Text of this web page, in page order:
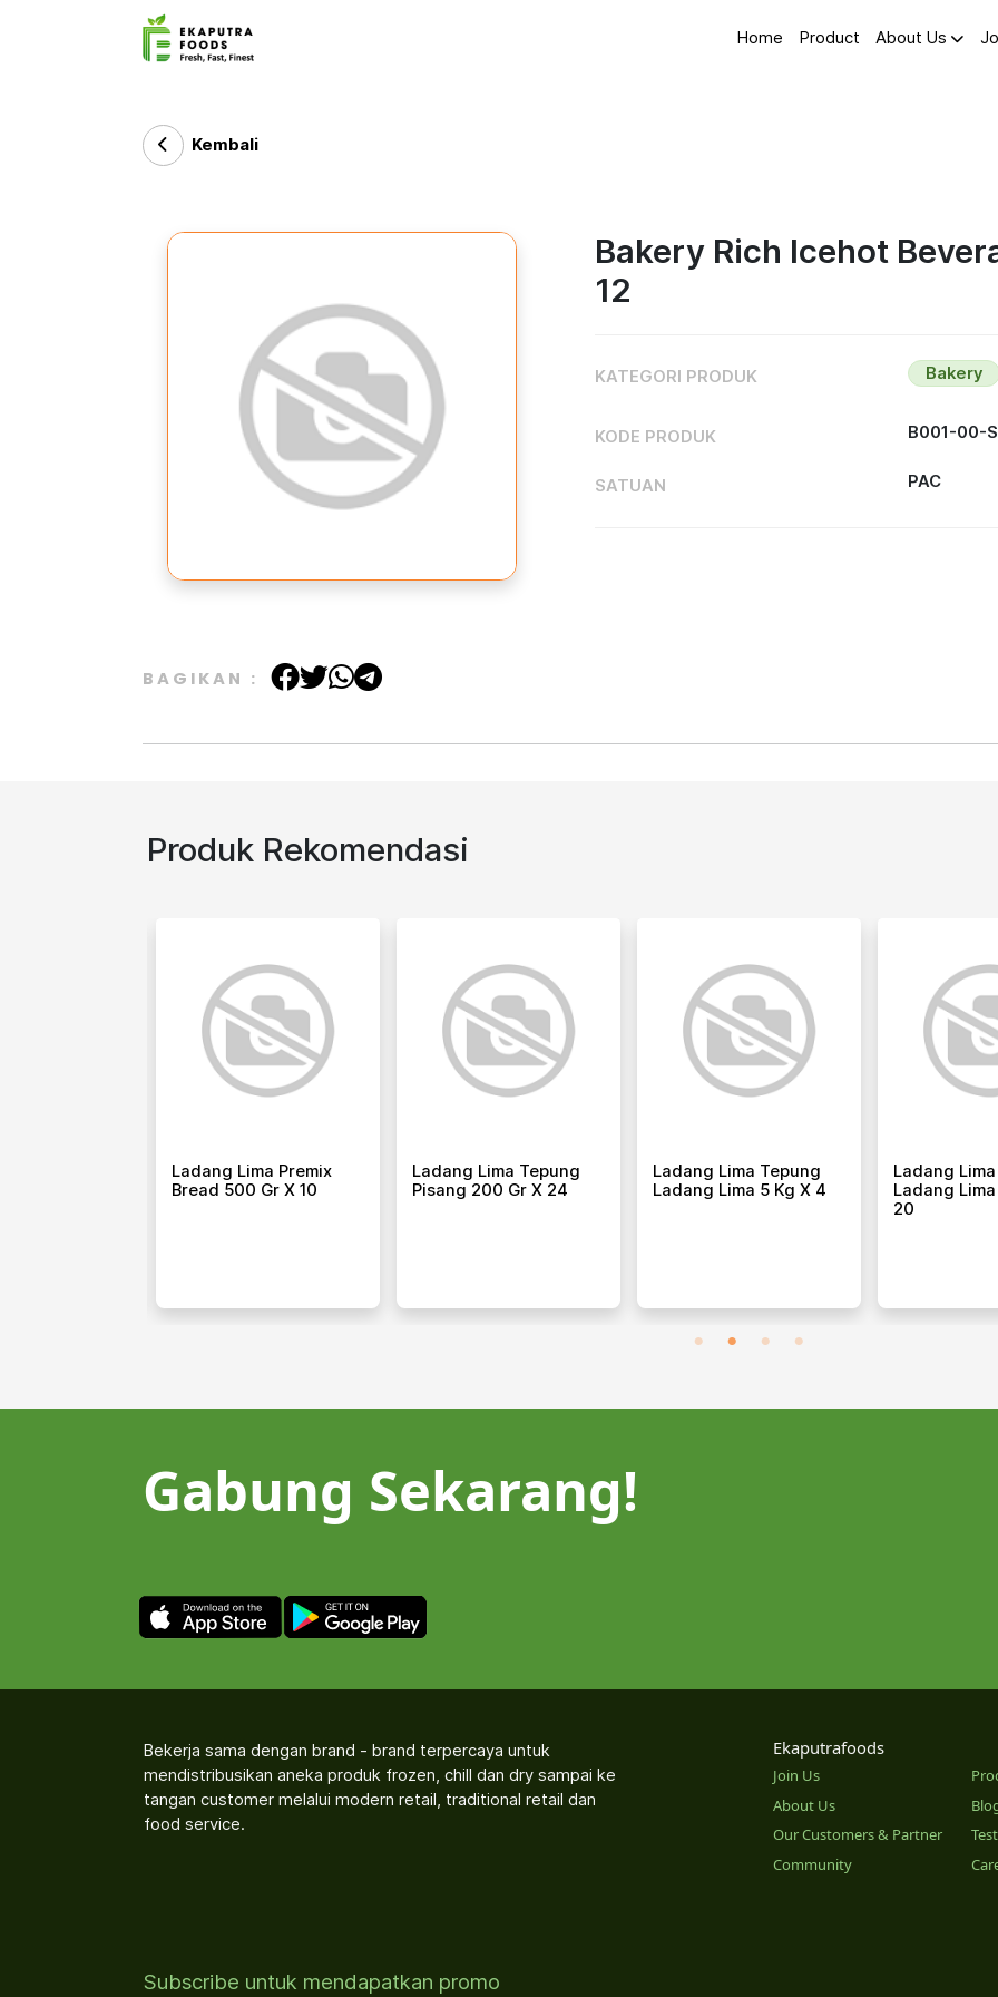
Home Product About Us
Kembali
Bakery Rich Icehot
12
KATEGORI PRODUK Bakery
KODE PRODUK B001-00-
SATUAN PAC
BAGIKAN :
Produk Rekomendasi
Ladang Lima Tepung
Bumbu 500 Gr X 10
Ladang Lima Pancake
Mix Vanilla 500 Gr X 10
Bakery Sunbay
Chocomalt Crunchy 1
Bakery Sunbay Choco
Cruzz 380 Gr X 12
Gabung Sekarang!
Bekerja sama dengan brand - brand terpercaya untuk
mendistribusikan aneka produk frozen, chill dan dry sampai ke
tangan customer melalui modern retail, traditional retail dan
food service.
Ekaputrafoods
Join Us
About Us
Our Customers & Partner
Community
Subscribe untuk mendapatkan promo